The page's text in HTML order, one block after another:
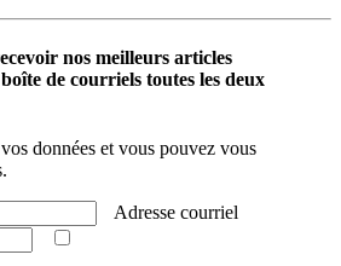
nos meilleurs articles
de courriels toutes les deux
données et vous pouvez vous
Adresse courriel